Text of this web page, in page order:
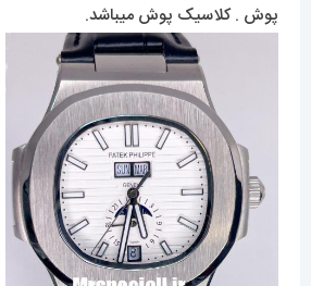
پوش . کلاسیک پوش میباشد.